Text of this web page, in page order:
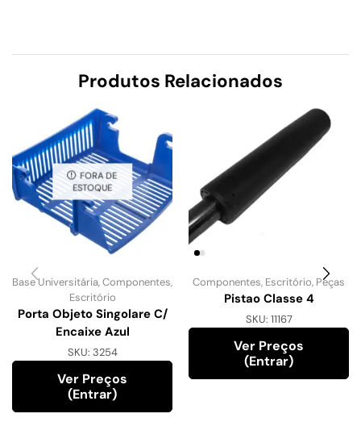
Produtos Relacionados
FORA DE
ESTOQUE
Base Universitária,Componentes,
Escritório
Porta Objeto Singolare C/
Encaixe Azul
SKU: 3254
Ver Preços
(entrar)
Componentes, Escritório, Peças
Pistao Classe 4
SKU: 11167
Ver Preços
(entrar)